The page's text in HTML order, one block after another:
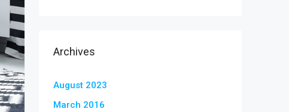
Archives
August 2023
March 2016